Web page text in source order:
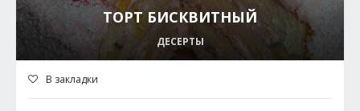
ТОРТ БИСКВИТНЫЙ
ДЕСЕРТЫ
В закладки